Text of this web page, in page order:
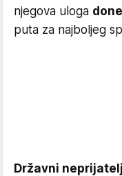
njegova uloga
puta za najboljeg
Državni